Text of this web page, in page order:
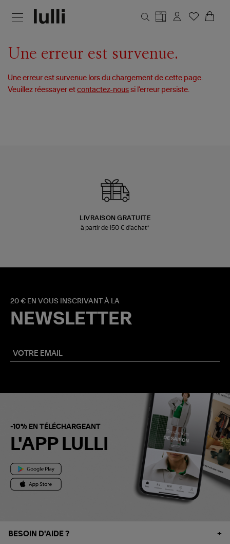
Une erreur est survenue.
Une erreur est survenue lors du chargement de cette page.
Veuillez réessayer etcontactez-nous si l’erreur persiste.
LIVRAISON GRATUITE
à partir de 150 € d'achat*
20 € EN VOUS INSCRIVANT À LA
NEWSLETTER
-10% EN TÉLÉCHARGEANT
L'APP LULLI
BESOIN D'AIDE ?